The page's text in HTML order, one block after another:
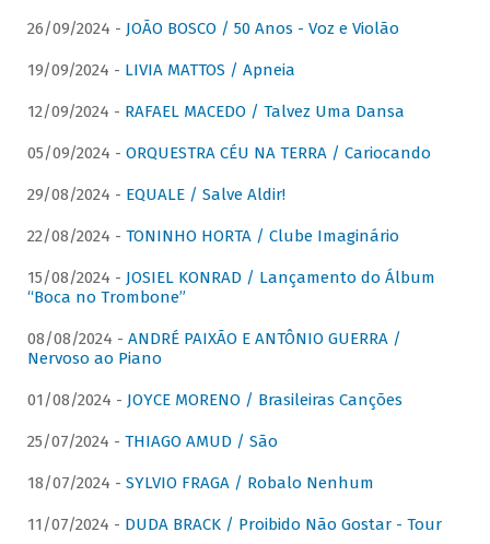
26/09/2024 - JOÃO BOSCO / 50 Anos - Voz e Violão
19/09/2024 - LIVIA MATTOS / Apneia
12/09/2024 - RAFAEL MACEDO / Talvez Uma Dansa
05/09/2024 - ORQUESTRA CÉU NA TERRA / Cariocando
29/08/2024 - EQUALE / Salve Aldir!
22/08/2024 - TONINHO HORTA / Clube Imaginário
15/08/2024 - JOSIEL KONRAD / Lançamento do Álbum
“Boca no Trombone”
08/08/2024 - ANDRÉ PAIXÃO E ANTÔNIO GUERRA /
Nervoso ao Piano
01/08/2024 - JOYCE MORENO / Brasileiras Canções
25/07/2024 - THIAGO AMUD / São
18/07/2024 - SYLVIO FRAGA / Robalo Nenhum
11/07/2024 - DUDA BRACK / Proibido Não Gostar - Tour